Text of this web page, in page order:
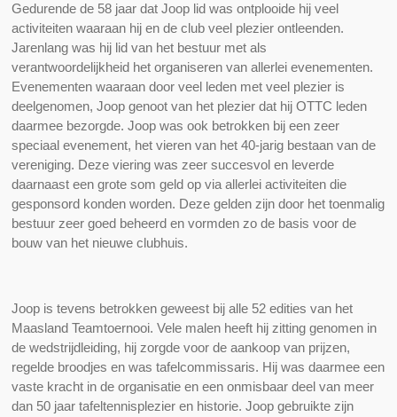
Gedurende de 58 jaar dat Joop lid was ontplooide hij veel
activiteiten waaraan hij en de club veel plezier ontleenden.
Jarenlang was hij lid van het bestuur met als
verantwoordelijkheid het organiseren van allerlei evenementen.
Evenementen waaraan door veel leden met veel plezier is
deelgenomen, Joop genoot van het plezier dat hij OTTC leden
daarmee bezorgde. Joop was ook betrokken bij een zeer
speciaal evenement, het vieren van het 40-jarig bestaan van de
vereniging. Deze viering was zeer succesvol en leverde
daarnaast een grote som geld op via allerlei activiteiten die
gesponsord konden worden. Deze gelden zijn door het toenmalig
bestuur zeer goed beheerd en vormden zo de basis voor de
bouw van het nieuwe clubhuis.
Joop is tevens betrokken geweest bij alle 52 edities van het
Maasland Teamtoernooi. Vele malen heeft hij zitting genomen in
de wedstrijdleiding, hij zorgde voor de aankoop van prijzen,
regelde broodjes en was tafelcommissaris. Hij was daarmee een
vaste kracht in de organisatie en een onmisbaar deel van meer
dan 50 jaar tafeltennisplezier en historie. Joop gebruikte zijn